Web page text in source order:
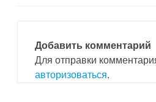
Добавить комментарий
Для отправки
авторизоваться.